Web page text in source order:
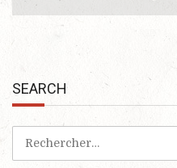
SEARCH